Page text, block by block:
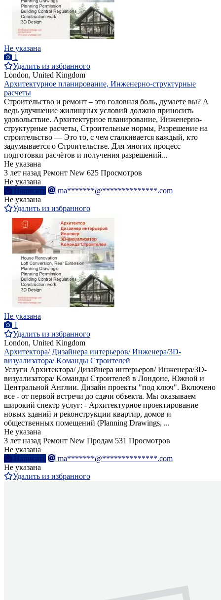
Не указана
1
Удалить из избранного
London, United Kingdom
Архитектурное планирование, Инженерно-структурные
расчеты
Строительство и ремонт – это головная боль, думаете вы? А
ведь улучшение жилищных условий должно приносить
удовольствие. Архитектурное планирование, Инженерно-
структурные расчеты, Строительные нормы, Разрешение на
строительство — Это то, с чем сталкивается каждый, кто
задумывается о Строительстве. Для многих процесс
подготовки расчётов и получения разрешений...
Не указана
3 лет назад Ремонт New 625 Просмотров
Не указана
Написать
ma*******@**************.com
Не указана
Удалить из избранного
Не указана
1
Удалить из избранного
London, United Kingdom
Aрхитектора/ Дизайнера интерьеров/ Инженера/3D-
визуализатора/ Kоманды Строителей
Услуги Aрхитектора/ Дизайнера интерьеров/ Инженера/3D-
визуализатора/ Kоманды Строителей в Лондоне, Южной и
Центральной Англии. Дизайн проекты "под ключ". Включено
все - от первой встречи до сдачи объекта. Мы оказываем
широкий спектр услуг: - Архитектурное проектирование
новых зданий и реконструкции квартир, домов и
общественных помещений (Planning Drawings, ...
Не указана
3 лет назад Ремонт New Продам 531 Просмотров
Не указана
Написать
ma*******@**************.com
Не указана
Удалить из избранного